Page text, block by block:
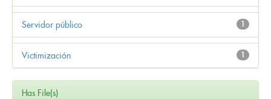
1
Servidor público
1
Victimización
Has File(s)